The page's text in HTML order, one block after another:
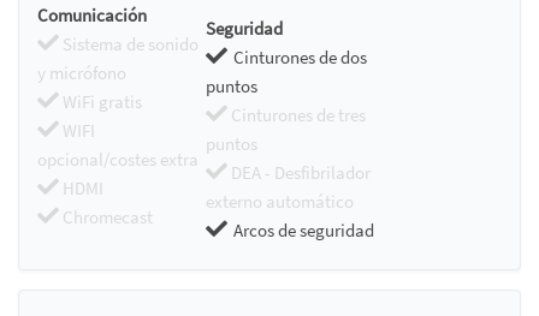
Comunicación
Sistema de sonido
y micrófono
WiFi gratis
WIFI
opcional/costes extra
HDMI
Chromecast
Seguridad
Cinturones de dos
puntos
Cinturones de tres
puntos
DEA - Desfibrilador
externo automático
Arcos de seguridad